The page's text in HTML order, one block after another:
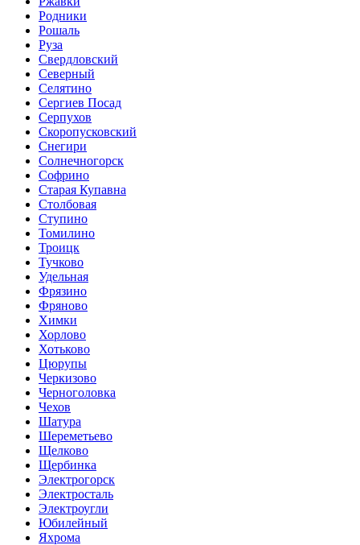
Родники
Рошаль
Руза
Свердловский
Северный
Селятино
Сергиев Посад
Серпухов
Скоропусковский
Снегири
Солнечногорск
Софрино
Старая Купавна
Столбовая
Ступино
Томилино
Троицк
Тучково
Удельная
Фрязино
Фряново
Химки
Хорлово
Хотьково
Цюрупы
Черкизово
Черноголовка
Чехов
Шатура
Шереметьево
Щелково
Щербинка
Электрогорск
Электросталь
Электроугли
Юбилейный
Яхрома